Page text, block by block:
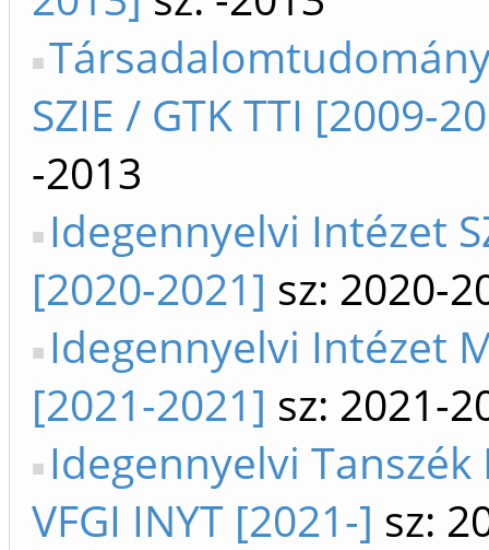
SZIE / GTK TTI [2009-
-2013
Idegennyelvi Intézet
[2020-2021] sz: 2020-
Idegennyelvi Intézet
[2021-2021] sz: 2021-
Idegennyelvi Tanszék
VFGI INYT [2021-] sz: